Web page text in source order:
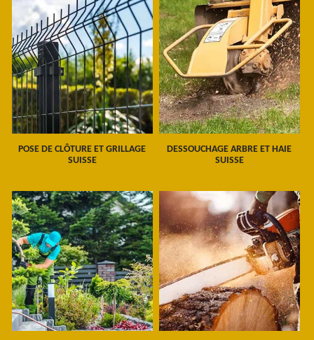
POSE DE CLÔTURE ET GRILLAGE
SUISSE
DESSOUCHAGE ARBRE ET HAIE
SUISSE